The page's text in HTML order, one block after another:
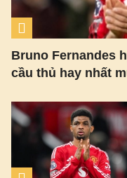
Bruno Fernandes
cầu thủ hay nhất